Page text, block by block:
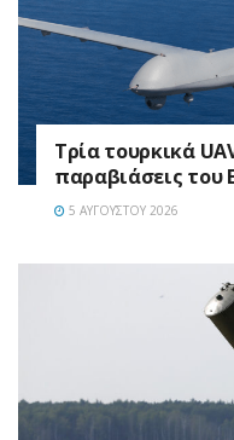
Τρία τουρκικά
παραβιάσεις του
5 ΑΥΓΟΎΣΤΟΥ 2026